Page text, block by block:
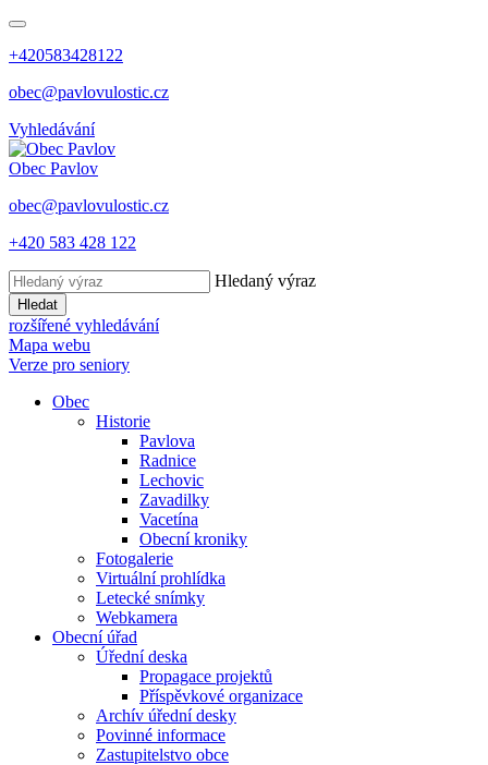
+420583428122
obec@pavlovulostic.cz
Vyhledávání
Obec Pavlov
obec@pavlovulostic.cz
+420 583 428 122
Hledaný výraz
Hledat
rozšířené vyhledávání
Mapa webu
Verze pro seniory
Obec
Historie
Pavlova
Radnice
Lechovic
Zavadilky
Vacetína
Obecní kroniky
Fotogalerie
Virtuální prohlídka
Letecké snímky
Webkamera
Obecní úřad
Úřední deska
Propagace projektů
Příspěvkové organizace
Archív úřední desky
Povinné informace
Zastupitelstvo obce